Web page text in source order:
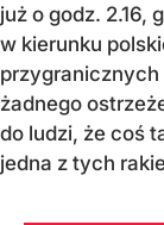
już o godz. 2.16,
w kierunku
żadnego
do ludzi, że coś
jedna z tych